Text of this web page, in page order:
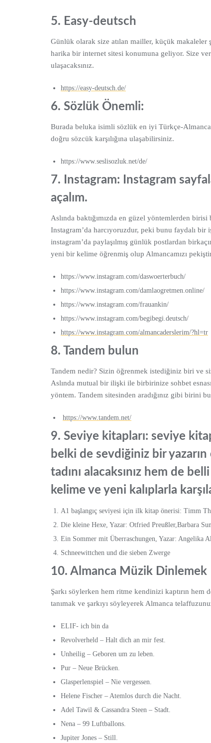
5. Easy-deutsch
Günlük olarak size atılan mailler, küçük
harika bir internet sitesi konumuna geliyor. Size
ulaşacaksınız.
https://easy-deutsch.de/
6. Sözlük Önemli:
Burada beluka isimli sözlük en iyi Türkçe-
doğru sözcük karşılığına ulaşabilirsiniz.
https://www.seslisozluk.net/de/
7. Instagram: Instagram
açalım.
Aslında baktığımızda en güzel yöntemlerden
Instagram’da harcıyoruzdur, peki bunu faydalı bir
instagram’da paylaşılmış günlük postlardan
yeni bir kelime öğrenmiş olup Almancamızı
https://www.instagram.com/daswoerterbuch/
https://www.instagram.com/damlaogretmen.online/
https://www.instagram.com/frauankin/
https://www.instagram.com/begibegi.deutsch/
https://www.instagram.com/almancaderslerim/?hl=tr
8. Tandem bulun
Tandem nedir? Sizin öğrenmek istediğiniz biri ve
Aslında mutual bir ilişki ile birbirinize sohbet
yöntem. Tandem sitesinden aradığınız gibi birini
https://www.tandem.net/
9. Seviye kitapları: seviye
belki de sevdiğiniz bir
tadını alacaksınız hem de
kelime ve yeni kalıplarla
A1 başlangıç seviyesi için ilk kitap önerisi: Timm
Die kleine Hexe, Yazar: Otfried Preußler,Barbara
Ein Sommer mit Überraschungen, Yazar: Angelika
Schneewittchen und die sieben Zwerge
10. Almanca Müzik Dinlemek
Şarkı söylerken hem ritme kendinizi kaptırın
tanımak ve şarkıyı söyleyerek Almanca
ELIF- ich bin da
Revolverheld – Halt dich an mir fest.
Unheilig – Geboren um zu leben.
Pur – Neue Brücken.
Glasperlenspiel – Nie vergessen.
Helene Fischer – Atemlos durch die Nacht.
Adel Tawil & Cassandra Steen – Stadt.
Nena – 99 Luftballons.
Jupiter Jones – Still.